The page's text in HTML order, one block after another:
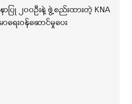
ာပြု ၂၀၀ဦးနဲ့ ဖွဲ့စည်းထားတဲ့ KNA
ရေးဝန်ဆောင်မှုပေး